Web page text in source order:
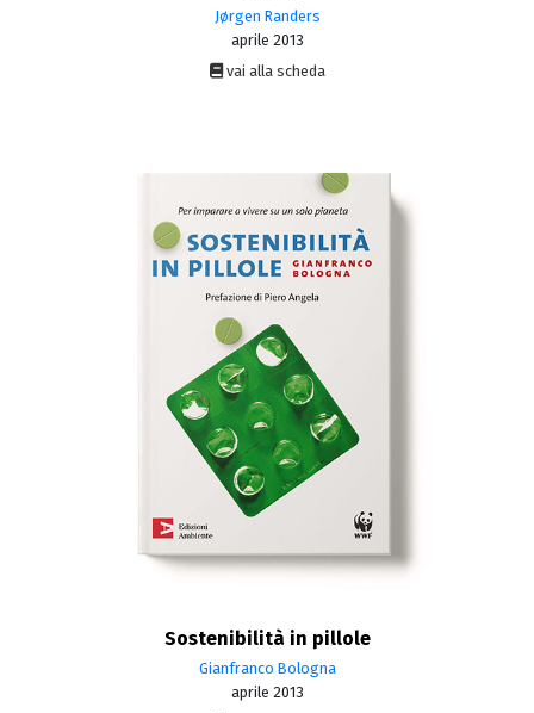
Jørgen Randers
aprile 2013
vai alla scheda
Sostenibilità in pillole
Gianfranco Bologna
aprile 2013